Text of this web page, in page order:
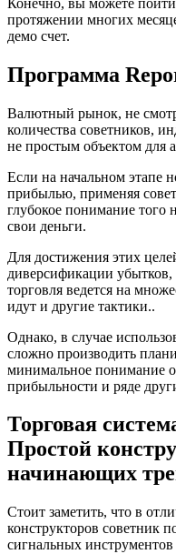
протяжении многих
демо счет.
Программа
Валютный рынок, не
количества советников,
не простым объектом для
Если на начальном этапе
прибылью, применяя
глубокое понимание того
свои деньги.
Для достижения этих
диверсификации убытков,
торговля ведется на
идут и другие тактики..
Однако, в случае
сложно производить
минимальное понимание
прибыльности и ряде
Торговая
Простой
начинающих
Стоит заметить, что в
конструкторов советник
сигнальных